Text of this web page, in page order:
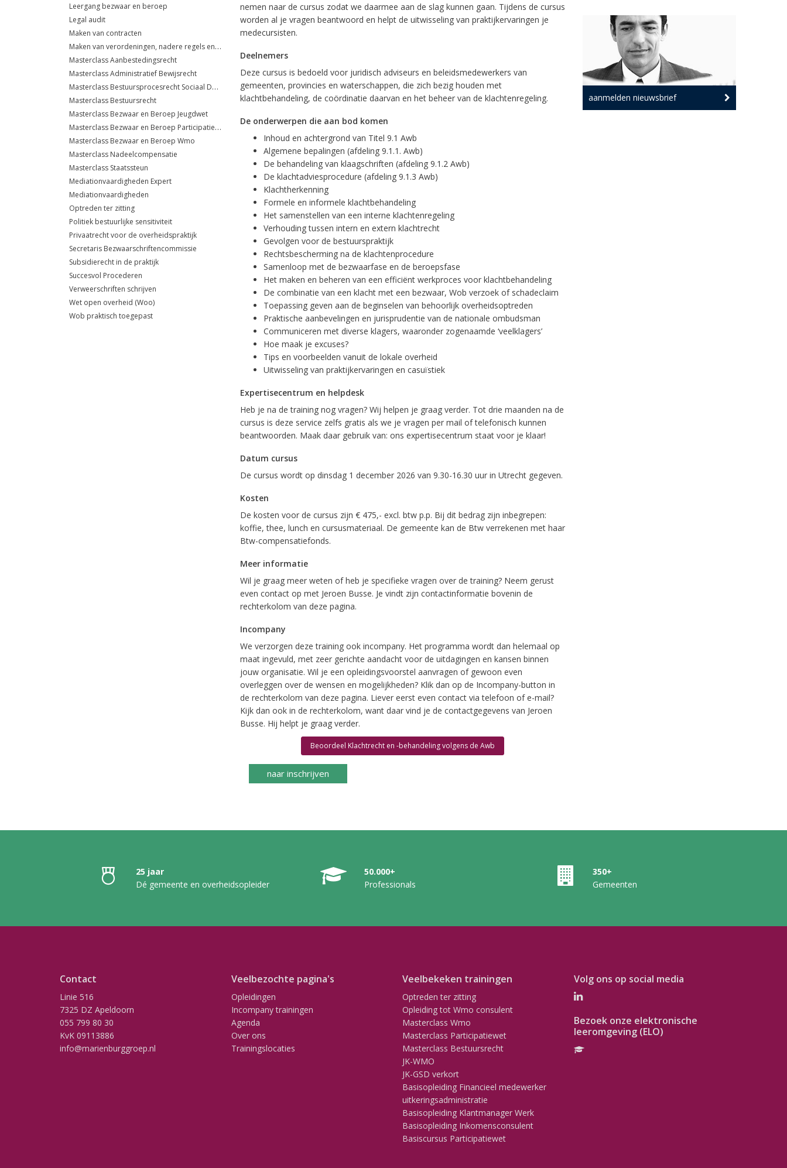
Leergang bezwaar en beroep
Legal audit
Maken van contracten
Maken van verordeningen, nadere regels en beleidsregels
Masterclass Aanbestedingsrecht
Masterclass Administratief Bewijsrecht
Masterclass Bestuursprocesrecht Sociaal Domein
Masterclass Bestuursrecht
Masterclass Bezwaar en Beroep Jeugdwet
Masterclass Bezwaar en Beroep Participatiewet
Masterclass Bezwaar en Beroep Wmo
Masterclass Nadeelcompensatie
Masterclass Staatssteun
Mediationvaardigheden Expert
Mediationvaardigheden
Optreden ter zitting
Politiek bestuurlijke sensitiviteit
Privaatrecht voor de overheidspraktijk
Secretaris Bezwaarschriftencommissie
Subsidierecht in de praktijk
Succesvol Procederen
Verweerschriften schrijven
Wet open overheid (Woo)
Wob praktisch toegepast
nemen naar de cursus zodat we daarmee aan de slag kunnen gaan. Tijdens de cursus
worden al je vragen beantwoord en helpt de uitwisseling van praktijkervaringen je
medecursisten.
Deelnemers
Deze cursus is bedoeld voor juridisch adviseurs en beleidsmedewerkers van
gemeenten, provincies en waterschappen, die zich bezig houden met
klachtbehandeling, de coördinatie daarvan en het beheer van de klachtenregeling.
De onderwerpen die aan bod komen
Inhoud en achtergrond van Titel 9.1 Awb
Algemene bepalingen (afdeling 9.1.1. Awb)
De behandeling van klaagschriften (afdeling 9.1.2 Awb)
De klachtadviesprocedure (afdeling 9.1.3 Awb)
Klachtherkenning
Formele en informele klachtbehandeling
Het samenstellen van een interne klachtenregeling
Verhouding tussen intern en extern klachtrecht
Gevolgen voor de bestuurspraktijk
Rechtsbescherming na de klachtenprocedure
Samenloop met de bezwaarfase en de beroepsfase
Het maken en beheren van een efficiënt werkproces voor klachtbehandeling
De combinatie van een klacht met een bezwaar, Wob verzoek of schadeclaim
Toepassing geven aan de beginselen van behoorlijk overheidsoptreden
Praktische aanbevelingen en jurisprudentie van de nationale ombudsman
Communiceren met diverse klagers, waaronder zogenaamde ‘veelklagers’
Hoe maak je excuses?
Tips en voorbeelden vanuit de lokale overheid
Uitwisseling van praktijkervaringen en casuïstiek
Expertisecentrum en helpdesk
Heb je na de training nog vragen? Wij helpen je graag verder. Tot drie maanden na de
cursus is deze service zelfs gratis als we je vragen per mail of telefonisch kunnen
beantwoorden. Maak daar gebruik van: ons expertisecentrum staat voor je klaar!
Datum cursus
De cursus wordt op dinsdag 1 december 2026 van 9.30-16.30 uur in Utrecht gegeven.
Kosten
De kosten voor de cursus zijn € 475,- excl. btw p.p. Bij dit bedrag zijn inbegrepen:
koffie, thee, lunch en cursusmateriaal. De gemeente kan de Btw verrekenen met haar
Btw-compensatiefonds.
Meer informatie
Wil je graag meer weten of heb je specifieke vragen over de training? Neem gerust
even contact op met Jeroen Busse. Je vindt zijn contactinformatie bovenin de
rechterkolom van deze pagina.
Incompany
We verzorgen deze training ook incompany. Het programma wordt dan helemaal op
maat ingevuld, met zeer gerichte aandacht voor de uitdagingen en kansen binnen
jouw organisatie. Wil je een opleidingsvoorstel aanvragen of gewoon even
overleggen over de wensen en mogelijkheden? Klik dan op de Incompany-button in
de rechterkolom van deze pagina. Liever eerst even contact via telefoon of e-mail?
Kijk dan ook in de rechterkolom, want daar vind je de contactgegevens van Jeroen
Busse. Hij helpt je graag verder.
Beoordeel Klachtrecht en -behandeling volgens de Awb
naar inschrijven
aanmelden nieuwsbrief
25 jaar
Dé gemeente en overheidsopleider
50.000+
Professionals
350+
Gemeenten
Contact
Linie 516
7325 DZ Apeldoorn
055 799 80 30
KvK 09113886
info@marienburggroep.nl
Veelbezochte pagina's
Opleidingen
Incompany trainingen
Agenda
Over ons
Trainingslocaties
Veelbekeken trainingen
Optreden ter zitting
Opleiding tot Wmo consulent
Masterclass Wmo
Masterclass Participatiewet
Masterclass Bestuursrecht
JK-WMO
JK-GSD verkort
Basisopleiding Financieel medewerker
uitkeringsadministratie
Basisopleiding Klantmanager Werk
Basisopleiding Inkomensconsulent
Basiscursus Participatiewet
Volg ons op social media
Bezoek onze elektronische
leeromgeving (ELO)